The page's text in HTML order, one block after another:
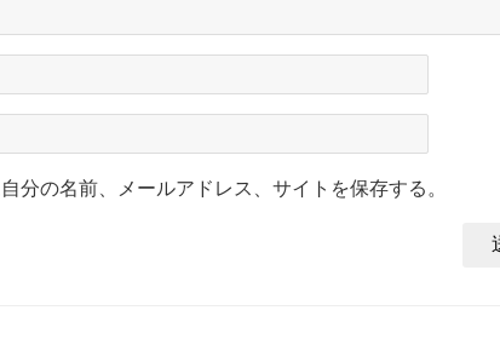
分の名前、メールアドレス、サイトを保存する。